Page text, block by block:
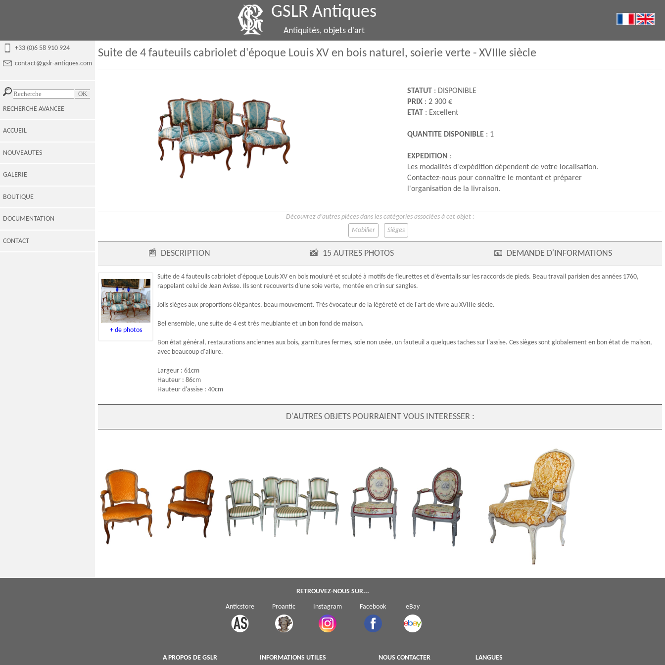
GSLR Antiques
Antiquités, objets d'art
+33 (0)6 58 910 924
contact@gslr-antiques.com
RECHERCHE AVANCEE
ACCUEIL
NOUVEAUTES
GALERIE
BOUTIQUE
DOCUMENTATION
CONTACT
Suite de 4 fauteuils cabriolet d'époque Louis XV en bois naturel, soierie verte - XVIIIe siècle
STATUT : DISPONIBLE
PRIX : 2 300 €
ETAT : Excellent
QUANTITE DISPONIBLE : 1
EXPEDITION :
Les modalités d'expédition dépendent de votre localisation.
Contactez-nous pour connaître le montant et préparer
l'organisation de la livraison.
Découvrez d’autres pièces dans les catégories associées à cet objet :
Mobilier
Sièges
📰 DESCRIPTION 📸 15 AUTRES PHOTOS 📧 DEMANDE D'INFORMATIONS
+ de photos
Suite de 4 fauteuils cabriolet d'époque Louis XV en bois mouluré et sculpté à motifs de fleurettes et d'éventails sur les raccords de pieds. Beau travail parisien des années 1760,
rappelant celui de Jean Avisse. Ils sont recouverts d'une soie verte, montée en crin sur sangles.
Jolis sièges aux proportions élégantes, beau mouvement. Très évocateur de la légèreté et de l'art de vivre au XVIIIe siècle.
Bel ensemble, une suite de 4 est très meublante et un bon fond de maison.
Bon état général, restaurations anciennes aux bois, garnitures fermes, soie non usée, un fauteuil a quelques taches sur l'assise. Ces sièges sont globalement en bon état de maison,
avec beaucoup d'allure.
Largeur : 61cm
Hauteur : 86cm
Hauteur d'assise : 40cm
D'AUTRES OBJETS POURRAIENT VOUS INTERESSER :
Paire de fauteuils cabriolets d'époque
Louis XV en noyer, velours frappé -
XVIIIe siècle
Série de 4 fauteuils cabriolet royalistes,
mobilier de salon d'époque Louis XVI -
XVIIIe siècle
Claude Sené : paire de fauteuils cabriolet
médaillon d'époque Louis XVI -
estampille
Fauteuil à la Reine d'époque Louis XV en
bois laqué, velours frappé
RETROUVEZ-NOUS SUR...
Anticstore Proantic Instagram Facebook eBay
A PROPOS DE GSLR INFORMATIONS UTILES NOUS CONTACTER LANGUES